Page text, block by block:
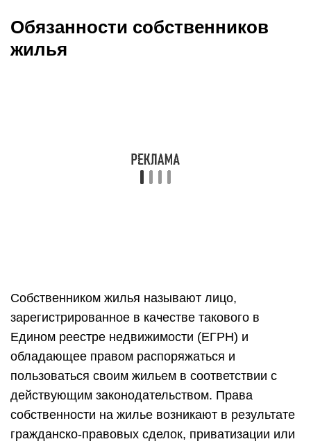
Обязанности собственников
жилья
Собственником жилья называют лицо,
зарегистрированное в качестве такового в
Едином реестре недвижимости (ЕГРН) и
обладающее правом распоряжаться и
пользоваться своим жильем в соответствии с
действующим законодательством. Права
собственности на жилье возникают в результате
гражданско-правовых сделок, приватизации или